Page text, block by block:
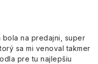
bola na predajni, super
sa mi venoval takmer
pre tu najlepšiu